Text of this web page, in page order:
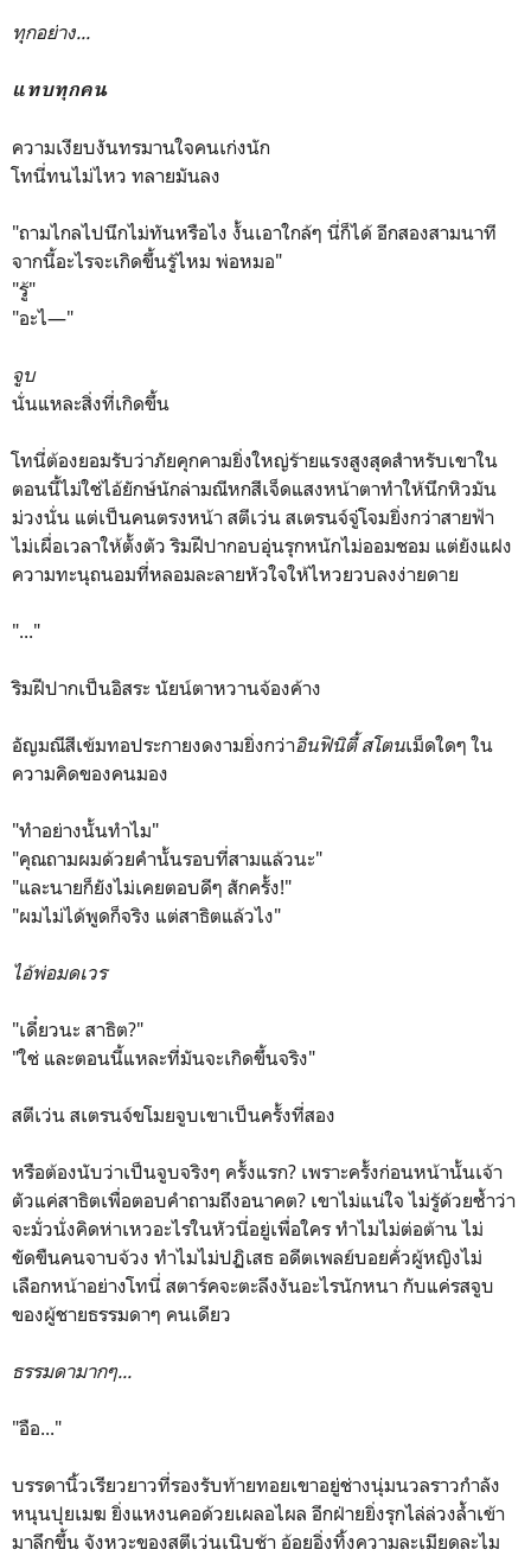
ทุกอย่าง...
แทบทุกคน
ความเงียบงันทรมานใจคนเก่งนัก
โทนี่ทนไม่ไหว ทลายมันลง
"ถามไกลไปนึกไม่ทันหรือไง งั้นเอาใกล้ๆ นี่ก็ได้ อีกสองสามนาที
จากนี้อะไรจะเกิดขึ้นรู้ไหม พ่อหมอ"
"รู้"
"อะไ—"
จูบ
นั่นแหละสิ่งที่เกิดขึ้น
โทนี่ต้องยอมรับว่าภัยคุกคามยิ่งใหญ่ร้ายแรงสูงสุดสำหรับเขาใน
ตอนนี้ไม่ใช่ไอ้ยักษ์นักล่ามณีหกสีเจ็ดแสงหน้าตาทำให้นึกหิวมัน
ม่วงนั่น แต่เป็นคนตรงหน้า สตีเว่น สเตรนจ์จู่โจมยิ่งกว่าสายฟ้า
ไม่เผื่อเวลาให้ตั้งตัว ริมฝีปากอบอุ่นรุกหนักไม่ออมชอม แต่ยังแฝง
ความทะนุถนอมที่หลอมละลายหัวใจให้ไหวยวบลงง่ายดาย
"..."
ริมฝีปากเป็นอิสระ นัยน์ตาหวานจ้องค้าง
อัญมณีสีเข้มทอประกายงดงามยิ่งกว่าอินฟินิตี้ สโตนเม็ดใดๆ ใน
ความคิดของคนมอง
"ทำอย่างนั้นทำไม"
"คุณถามผมด้วยคำนั้นรอบที่สามแล้วนะ"
"และนายก็ยังไม่เคยตอบดีๆ สักครั้ง!"
"ผมไม่ได้พูดก็จริง แต่สาธิตแล้วไง"
ไอ้พ่อมดเวร
"เดี๋ยวนะ สาธิต?"
"ใช่ และตอนนี้แหละที่มันจะเกิดขึ้นจริง"
สตีเว่น สเตรนจ์ขโมยจูบเขาเป็นครั้งที่สอง
หรือต้องนับว่าเป็นจูบจริงๆ ครั้งแรก? เพราะครั้งก่อนหน้านั้นเจ้า
ตัวแค่สาธิตเพื่อตอบคำถามถึงอนาคต? เขาไม่แน่ใจ ไม่รู้ด้วยซ้ำว่า
จะมั่วนั่งคิดห่าเหวอะไรในหัวนี่อยู่เพื่อใคร ทำไมไม่ต่อต้าน ไม่
ขัดขืนคนจาบจ้วง ทำไมไม่ปฏิเสธ อดีตเพลย์บอยคั่วผู้หญิงไม่
เลือกหน้าอย่างโทนี่ สตาร์คจะตะลึงงันอะไรนักหนา กับแค่รสจูบ
ของผู้ชายธรรมดาๆ คนเดียว
ธรรมดามากๆ...
"อือ..."
บรรดานิ้วเรียวยาวที่รองรับท้ายทอยเขาอยู่ช่างนุ่มนวลราวกำลัง
หนุนปุยเมฆ ยิ่งแหงนคอด้วยเผลอไผล อีกฝ่ายยิ่งรุกไล่ล่วงล้ำเข้า
มาลึกขึ้น จังหวะของสตีเว่นเนิบช้า อ้อยอิ่งทิ้งความละเมียดละไม